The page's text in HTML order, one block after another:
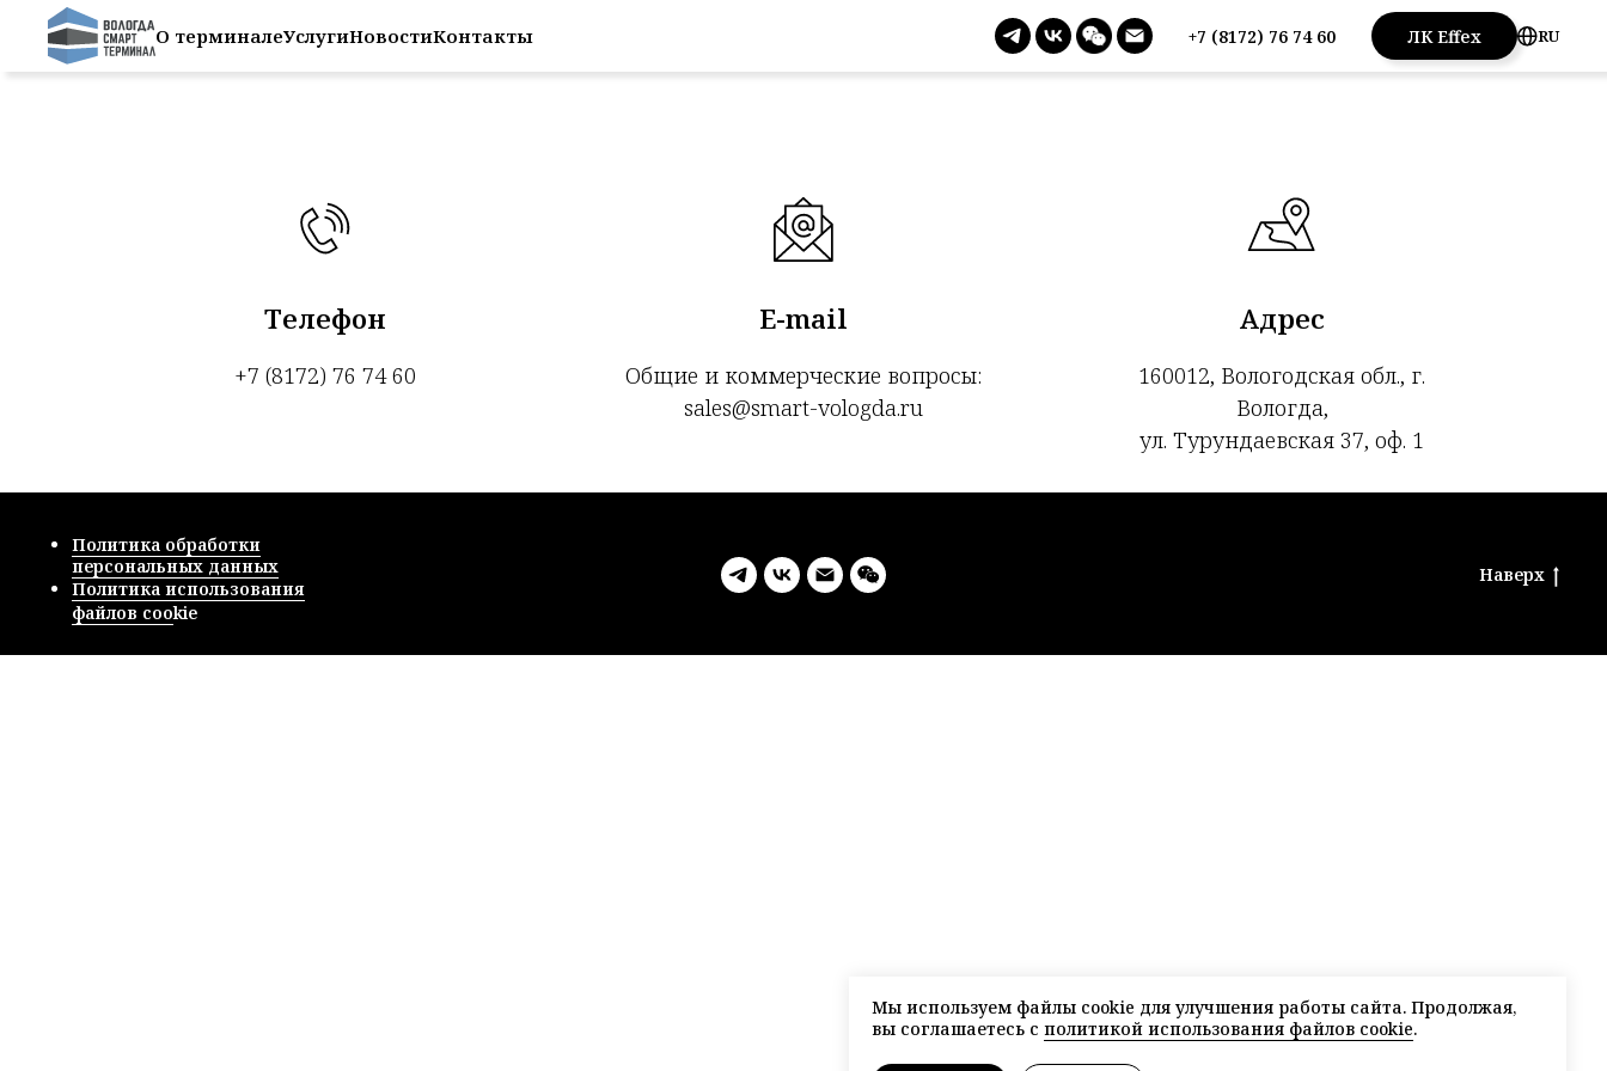
О терминалеУслугиНовостиКонтакты +7 (8172) 76 74 60 ЛК Effex RU
По всем вопросам свяжитесь с нами любым удобным способом:
Телефон
+7 (8172) 76 74 60
E-mail
Общие и коммерческие вопросы:
sales@smart-vologda.ru
Адрес
160012, Вологодская обл., г.
Вологда,
ул. Турундаевская 37, оф. 1
Мы используем файлы cookie для улучшения работы сайта. Продолжая,
вы соглашаетесь с политикой использования файлов cookie.
Политика обработки
персональных данных
Политика использования
файлов cookie
Наверх